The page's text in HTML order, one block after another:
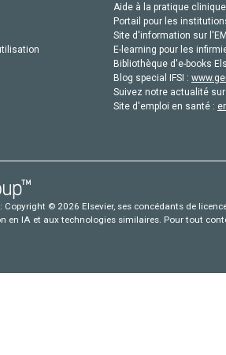
Aide à la pratique
Portail pour les
Site d'information sur
E-learning pour les
Bibliothèque d'e-books
Blog special IFSI :
Suivez notre actualité
Site d'emploi en santé :
Copyright © 2026 Elsevier, ses concédants de
en IA et aux technologies similaires. Pour tout